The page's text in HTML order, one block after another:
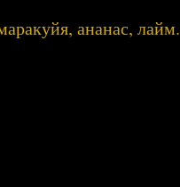
ананас, лайм.